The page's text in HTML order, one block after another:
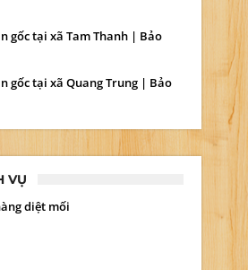
gốc tại xã Tam Thanh | Bảo
gốc tại xã Quang Trung | Bảo
VỤ
diệt mối